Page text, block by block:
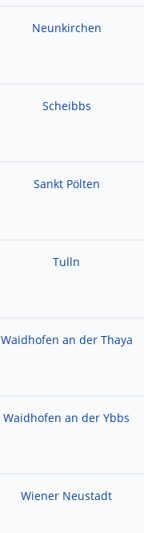
Neunkirchen
Scheibbs
Sankt Pölten
Tulln
Waidhofen an der Thaya
Waidhofen an der Ybbs
Wiener Neustadt